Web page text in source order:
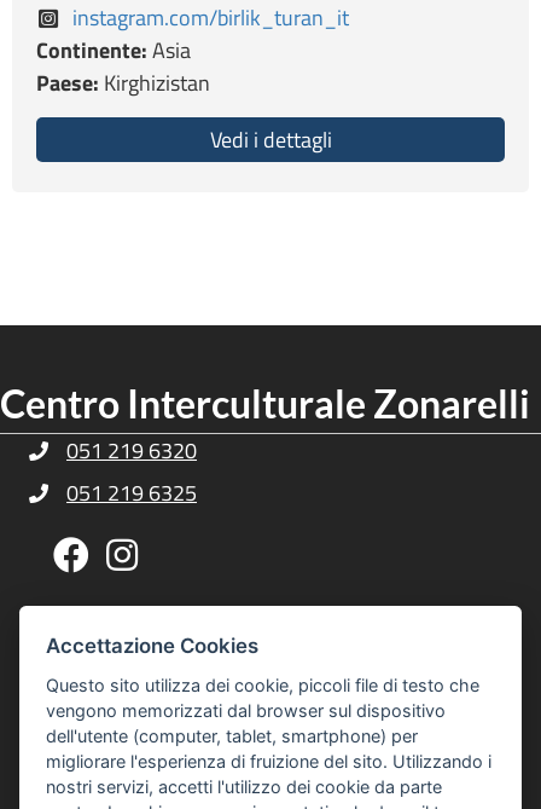
instagram.com/birlik_turan_it
Continente:Asia
Paese: Kirghizistan
Vedi i dettagli
Centro Interculturale Zonarelli
Telefono Centro Culturale Zonarelli
051 219 6320
Telefono Centro Culturale Zonarelli
051 219 6325
Pagina Facebook Centro Zonarelli
Profilo Instagram Centro Zonarelli
Indirizzo Centro Culturale Zonarelli
Email Centro Interculturale Zonarelli
interculturalezonarelli@comune.bologna.it
Informativa Privacy e Cookies
Informativa privacy e cookies
© 2026 Centro Interculturale Zonarelli
Accettazione Cookies
Questo sito utilizza dei cookie, piccoli file di testo che
vengono memorizzati dal browser sul dispositivo
dell'utente (computer, tablet, smartphone) per
migliorare l'esperienza di fruizione del sito. Utilizzando i
nostri servizi, accetti l'utilizzo dei cookie da parte